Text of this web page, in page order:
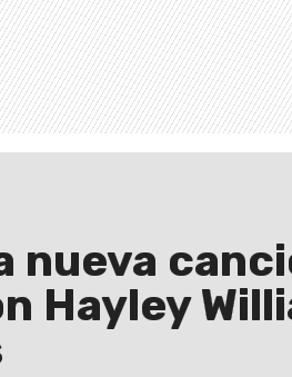
nueva
Hayley